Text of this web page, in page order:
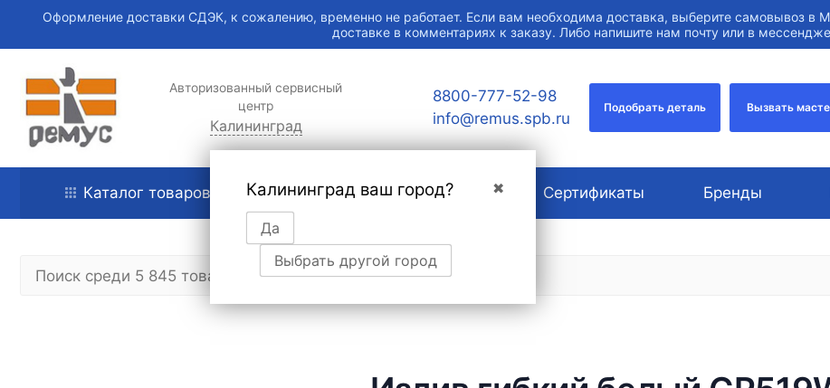
Оформление доставки СДЭК, к сожалению, временно не работает. Если вам необходима доставка, выберите самовывоз в
доставке в комментариях к заказу. Либо напишите нам почту или в
Авторизованный сервисный
центр
Калининград
✖
Калининград ваш город?
Да
Выбрать другой город
8800-777-52-98
info@remus.spb.ru
Подобрать деталь Вызвать
Каталог товаров Главная О компании Сертификаты Бренды